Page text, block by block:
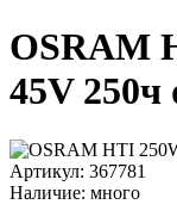
OSRAM
45V 250ч
Артикул: 367781
Наличие: много